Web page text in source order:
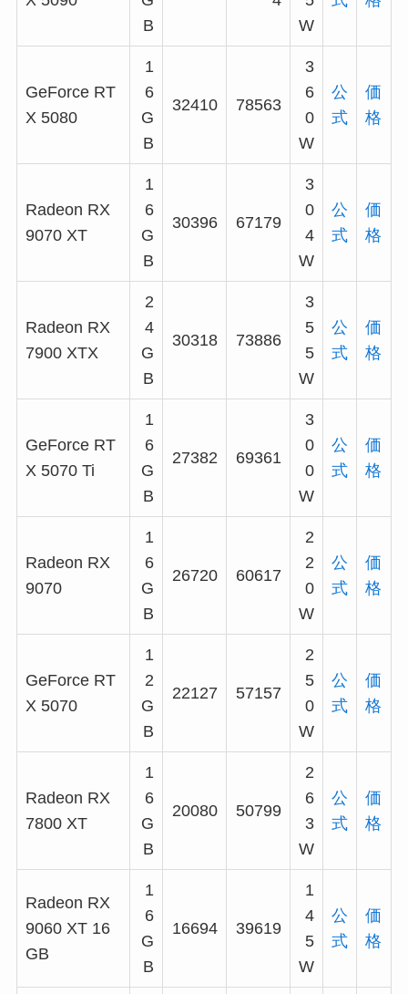
B
W
GeForce RT
X 5080
1
6
G
B
32410 78563
3
6
0
W
公
式
価
格
Radeon RX
9070 XT
1
6
G
B
30396 67179
3
0
4
W
公
式
価
格
Radeon RX
7900 XTX
2
4
G
B
30318 73886
3
5
5
W
公
式
価
格
GeForce RT
X 5070 Ti
1
6
G
B
27382 69361
3
0
0
W
公
式
価
格
Radeon RX
9070
1
6
G
B
26720 60617
2
2
0
W
公
式
価
格
GeForce RT
X 5070
1
2
G
B
22127 57157
2
5
0
W
公
式
価
格
Radeon RX
7800 XT
1
6
G
B
20080 50799
2
6
3
W
公
式
価
格
Radeon RX
9060 XT 16
GB
1
6
G
B
16694 39619
1
4
5
W
公
式
価
格